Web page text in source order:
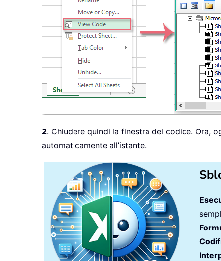
2. Chiudere quindi la finestra del codice. Ora,
automaticamente all’istante.